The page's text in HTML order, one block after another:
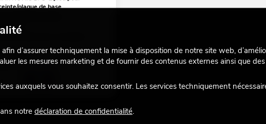
plaque de base
€
d’assurer techniquement la mise à disposition de notre site web,
les mesures marketing et de fournir des contenus externes ainsi que des
auxquels vous souhaitez consentir. Les services techniquement
notre déclaration de confidentialité.